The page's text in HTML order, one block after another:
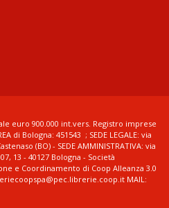
euro 900.000 int.vers. Registro imprese
di Bologna: 451543 ; SEDE LEGALE: via
(BO) - SEDE AMMINISTRATIVA: via
13 - 40127 Bologna - Società
e Coordinamento di Coop Alleanza 3.0
MAIL: